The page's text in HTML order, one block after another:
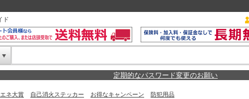
ド
定期的なパスワード変更のお願い
ネ大賞 自己消火ステッカー お得なキャンペーン 防犯用品